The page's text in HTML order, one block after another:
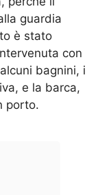
guardia
è stato
con
bagnini, i
e la barca,
porto.